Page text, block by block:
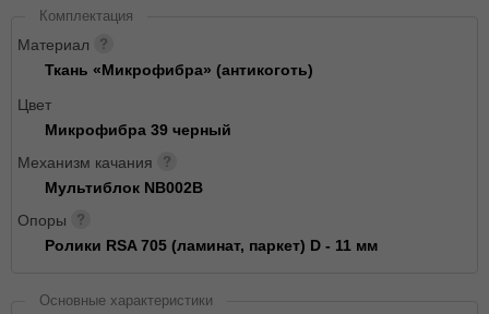
Комплектация
Материал
Ткань «Микрофибра» (антикоготь)
Цвет
Микрофибра 39 черный
Механизм качания
Мультиблок NB002B
Опоры
Ролики RSA 705 (ламинат, паркет) D - 11 мм
Основные характеристики